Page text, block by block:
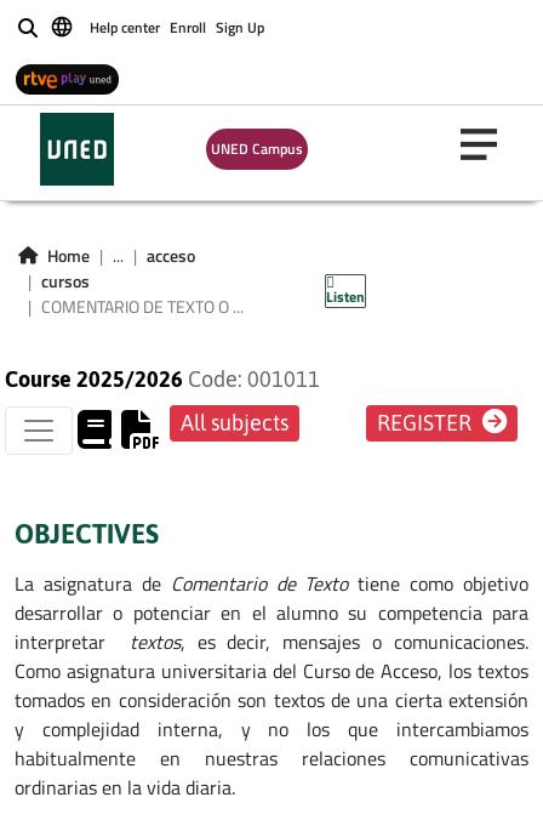
BuscarHelp center Enroll Sign Up
UNED Campus
Home ...
acceso
cursos
COMENTARIO DE TEXTO O ...
Listen
COMENTARIO DE
TEXTO O
DESARROLLO DE UN
TEMA GENERAL DE
ACTUALIDAD
Course 2025/2026 Code: 001011
All subjects
REGISTER
OBJECTIVES
La asignatura de Comentario de Textotiene como objetivo
desarrollar o potenciar en el alumno su competencia para
interpretar textos, es decir, mensajes o comunicaciones.
Como asignatura universitaria del Curso de Acceso, los textos
tomados en consideración son textos de una cierta extensión
y complejidad interna, y no los que intercambiamos
habitualmente en nuestras relaciones comunicativas
ordinarias en la vida diaria.